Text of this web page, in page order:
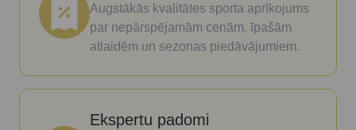
Augstākās kvalitātes sporta aprīkojums
par nepārspējamām cenām, īpašām
atlaidēm un sezonas piedāvājumiem.
Ekspertu padomi